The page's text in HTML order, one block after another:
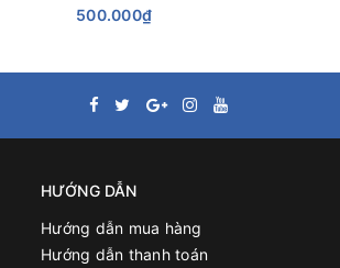
500.000₫
HƯỚNG DẪN
Hướng dẫn mua hàng
Hướng dẫn thanh toán